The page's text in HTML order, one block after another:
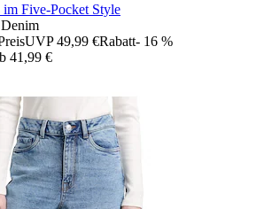
im Five-Pocket Style
UVP 49,99 €Rabatt- 16 %
41,99 €